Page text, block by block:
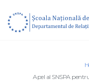
Apel al SNSPA